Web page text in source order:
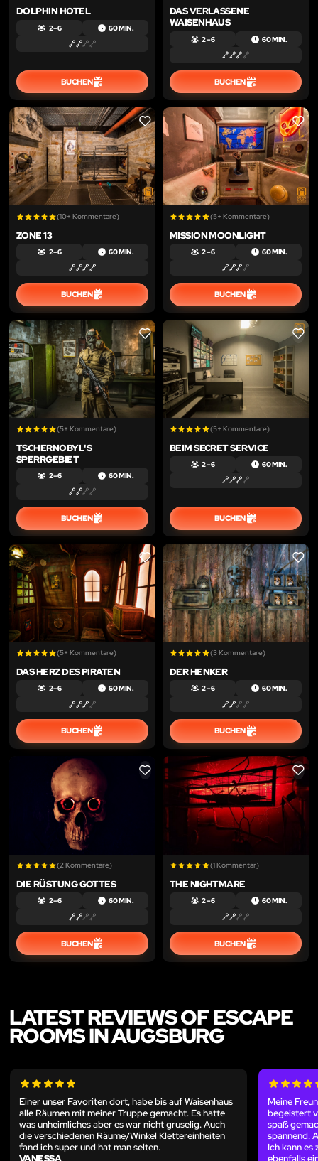
DOLPHIN HOTEL
2 – 6 60 MIN.
BUCHEN
DAS VERLASSENE
WAISENHAUS
2 – 6 60 MIN.
BUCHEN
LIKE
(10+ Kommentare)
ZONE 13
2 – 6 60 MIN.
BUCHEN
LIKE
(5+ Kommentare)
MISSION MOONLIGHT
2 – 6 60 MIN.
BUCHEN
LIKE
(5+ Kommentare)
TSCHERNOBYL'S
SPERRGEBIET
2 – 6 60 MIN.
BUCHEN
LIKE
(5+ Kommentare)
BEIM SECRET SERVICE
2 – 6 60 MIN.
BUCHEN
LIKE
(5+ Kommentare)
DAS HERZ DES PIRATEN
2 – 6 60 MIN.
BUCHEN
LIKE
(3 Kommentare)
DER HENKER
2 – 6 60 MIN.
BUCHEN
LIKE
(2 Kommentare)
DIE RÜSTUNG GOTTES
2 – 6 60 MIN.
BUCHEN
LIKE
(1 Kommentar)
THE NIGHTMARE
2 – 6 60 MIN.
BUCHEN
LATEST REVIEWS OF ESCAPE
ROOMS IN AUGSBURG
Einer unser Favoriten dort, habe bis auf Waisenhaus
alle Räumen mit meiner Truppe gemacht. Es hatte
was unheimliches aber es war nicht gruselig. Auch
die verschiedenen Räume/Winkel Klettereinheiten
fand ich super und hat man selten.
VANESSA
Meine
begeistert
spaß
spannend.
Ich kann es
ebenfalls